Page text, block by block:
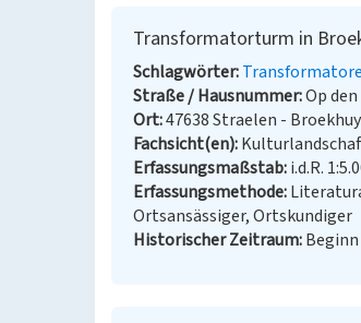
Transformatorturm in
Schlagwörter
Straße / Hausnummer Op
Ort 47638 Straelen -
Fachsicht(en)
Erfassungsmaßstab i.d.R.
Erfassungsmethode
Ortsansässiger, Ortskundiger
Historischer Zeitraum Beginn